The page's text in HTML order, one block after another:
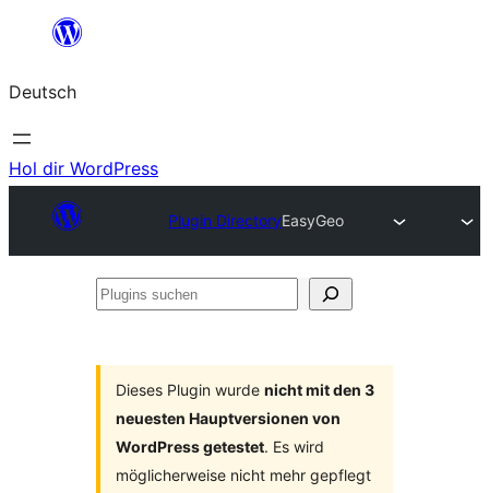
springen
Deutsch
Hol dir WordPress
Plugin DirectoryEasyGeo
Plugins
Dieses Plugin wurde nicht mit den 3
neuesten Hauptversionen von
WordPress getestet. Es wird
möglicherweise nicht mehr gepflegt